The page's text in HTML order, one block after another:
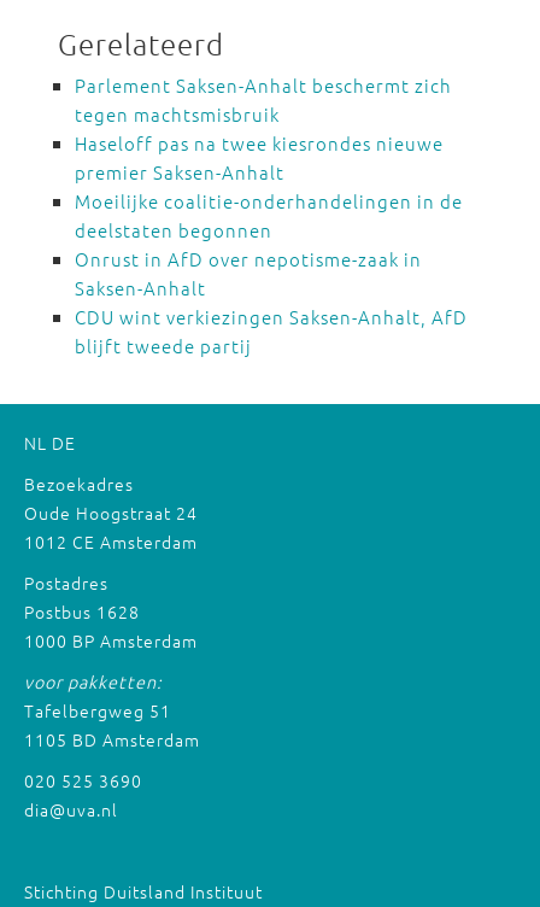
Gerelateerd
Parlement Saksen-Anhalt beschermt zich
tegen machtsmisbruik
Haseloff pas na twee kiesrondes nieuwe
premier Saksen-Anhalt
Moeilijke coalitie-onderhandelingen in de
deelstaten begonnen
Onrust in AfD over nepotisme-zaak in
Saksen-Anhalt
CDU wint verkiezingen Saksen-Anhalt, AfD
blijft tweede partij
NL DE
Bezoekadres
Oude Hoogstraat 24
1012 CE Amsterdam
Postadres
Postbus 1628
1000 BP Amsterdam
voor pakketten:
Tafelbergweg 51
1105 BD Amsterdam
020 525 3690
dia@uva.nl
Stichting Duitsland Instituut